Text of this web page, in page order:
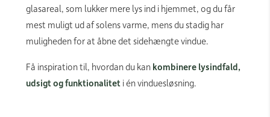
glasareal, som lukker mere lys ind i hjemmet, og du får
mest muligt ud af solens varme, mens du stadig har
muligheden for at åbne det sidehængte vindue.
Få inspiration til, hvordan du kan kombinere lysindfald,
udsigt og funktionalitet i én vinduesløsning.